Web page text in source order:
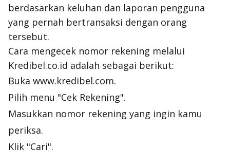
berdasarkan keluhan dan laporan pengguna
yang pernah bertransaksi dengan orang
tersebut.
Cara mengecek nomor rekening melalui
Kredibel.co.id adalah sebagai berikut:
Buka www.kredibel.com.
Pilih menu "Cek Rekening".
Masukkan nomor rekening yang ingin kamu
periksa.
Klik "Cari".